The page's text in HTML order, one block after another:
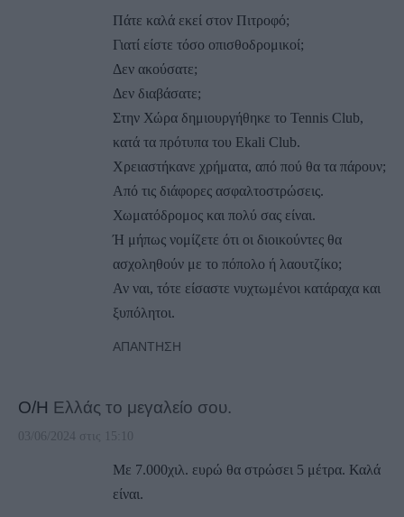
Πάτε καλά εκεί στον Πιτροφό;
Γιατί είστε τόσο οπισθοδρομικοί;
Δεν ακούσατε;
Δεν διαβάσατε;
Στην Χώρα δημιουργήθηκε το Tennis Club,
κατά τα πρότυπα του Ekali Club.
Xρειαστήκανε χρήματα, από πού θα τα πάρουν;
Από τις διάφορες ασφαλτοστρώσεις.
Χωματόδρομος και πολύ σας είναι.
Ή μήπως νομίζετε ότι οι διοικούντες θα
ασχοληθούν με το πόπολο ή λαουτζίκο;
Αν ναι, τότε είσαστε νυχτωμένοι κατάραχα και
ξυπόλητοι.
ΑΠΆΝΤΗΣΗ
Ο/Η Ελλάς το μεγαλείο σου.
03/06/2024 στις 15:10
Με 7.000χιλ. ευρώ θα στρώσει 5 μέτρα. Καλά
είναι.